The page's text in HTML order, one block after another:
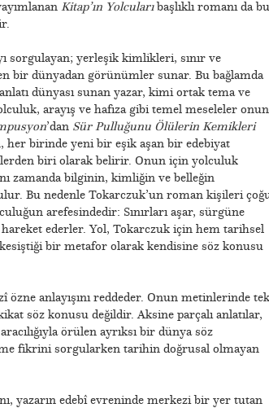
Kitap’ın Yolcularıbaşlıklı romanı da bu
sorgulayan; yerleşik kimlikleri, sınır ve
bir dünyadan görünümler sunar. Bu bağlamda
dünyası sunan yazar, kimi ortak tema ve
arayış ve hafıza gibi temel meseleler onun
’dan Sür Pulluğunu Ölülerin Kemikleri
her birinde yeni bir eşik aşan bir edebiyat
biri olarak belirir. Onun için yolculuk
zamanda bilginin, kimliğin ve belleğin
Bu nedenle Tokarczuk’un roman kişileri
arefesindedir: Sınırları aşar, sürgüne
ederler. Yol, Tokarczuk için hem tarihsel
bir metafor olarak kendisine söz konusu
anlayışını reddeder. Onun metinlerinde tek
söz konusu değildir. Aksine parçalı anlatılar,
örülen ayrıksı bir dünya söz
fikrini sorgularken tarihin doğrusal olmayan
yazarın edebî evreninde merkezi bir yer tutan